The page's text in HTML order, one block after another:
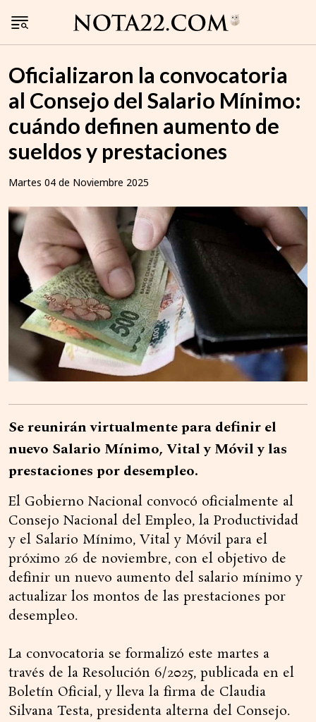
Oficializaron la convocatoria
al Consejo del Salario Mínimo:
cuándo definen aumento de
sueldos y prestaciones
Martes 04 de Noviembre 2025
Se reunirán virtualmente para definir el
nuevo Salario Mínimo, Vital y Móvil y las
prestaciones por desempleo.
El Gobierno Nacional convocó oficialmente al
Consejo Nacional del Empleo, la Productividad
y el Salario Mínimo, Vital y Móvil para el
próximo 26 de noviembre, con el objetivo de
definir un nuevo aumento del salario mínimo y
actualizar los montos de las prestaciones por
desempleo.
La convocatoria se formalizó este martes a
través de la Resolución 6/2025, publicada en el
Boletín Oficial, y lleva la firma de Claudia
Silvana Testa, presidenta alterna del Consejo.